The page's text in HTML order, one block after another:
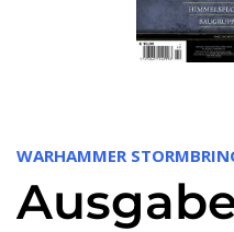
WARHAMMER